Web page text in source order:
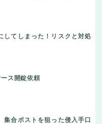
してしまった！リスクと対処
ース開錠依頼
合ポストを狙った侵入手口